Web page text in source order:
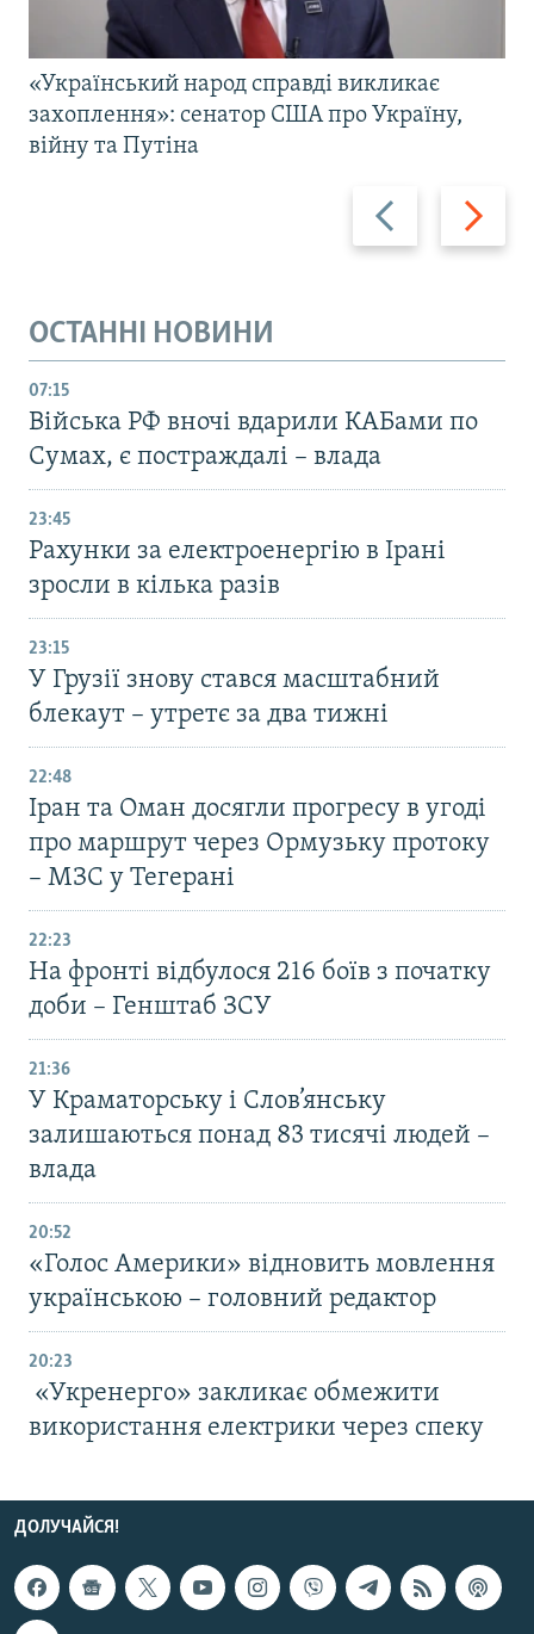
Назад Вперед
«Український народ справді викликає
захоплення»: сенатор США про Україну,
війну та Путіна
ОСТАННІ НОВИНИ
07:15
Війська РФ вночі вдарили КАБами по
Сумах, є постраждалі – влада
23:45
Рахунки за електроенергію в Ірані
зросли в кілька разів
23:15
У Грузії знову стався масштабний
блекаут – утретє за два тижні
22:48
Іран та Оман досягли прогресу в угоді
про маршрут через Ормузьку протоку
– МЗС у Тегерані
22:23
На фронті відбулося 216 боїв з початку
доби – Генштаб ЗСУ
21:36
У Краматорську і Слов’янську
залишаються понад 83 тисячі людей –
влада
20:52
«Голос Америки» відновить мовлення
українською – головний редактор
20:23
«Укренерго» закликає обмежити
використання електрики через спеку
ДОЛУЧАЙСЯ!